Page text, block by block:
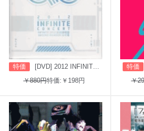
特価
[DVD] 2012 INFINITE CONCERT SECOND INVASION: EVOLUTION
￥880円特価:￥198円
特価
￥